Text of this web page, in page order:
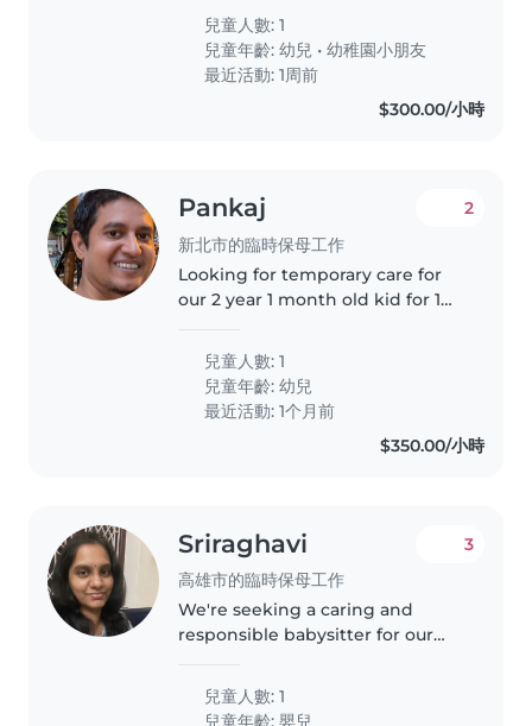
歲,目前幼幼班,無奈年紀越大假日在家
越需要陪玩,可是媽媽長時間下來還要做
家務,身心不堪負荷需要喘息,需要臨時
保母或陪玩保母,一個月幾次的假日時間
到府陪伴小孩。家中有玩具、故事書,偶
兒童人數: 1
兒童年齡:幼兒 •幼稚園小朋友
最近活動: 1周前
$300.00/小時
Pankaj
新北市的臨時保母工作
2
Looking for temporary care for
our 2 year 1 month old kid for 1
continue requesting help in
evenings on weekdays
兒童人數: 1
兒童年齡:幼兒
最近活動: 1个月前
$350.00/小時
Sriraghavi
高雄市的臨時保母工作
3
We're seeking a caring and
responsible babysitter for our
6 month old loves to play and
explore, so someone with a
兒童人數: 1
兒童年齡:嬰兒